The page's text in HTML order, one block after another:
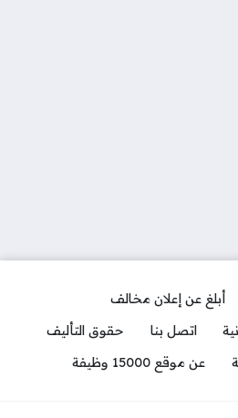
أبلغ عن إعلان مخالف
اتصل بنا
حقوق التأليف
عن موقع 15000 وظيفة